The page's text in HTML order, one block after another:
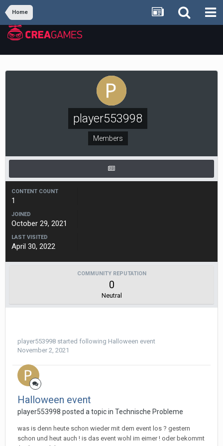
Home
player553998
Members
CONTENT COUNT
1
JOINED
October 29, 2021
LAST VISITED
April 30, 2022
COMMUNITY REPUTATION
0
Neutral
player553998 started following Halloween event
November 2, 2021
Halloween event
player553998 posted a topic in Technische Probleme
was is denn heute schon wieder mit dem event los ? gestern
schon und heut auch ! is das event wohl im eimer ! oder bekommt